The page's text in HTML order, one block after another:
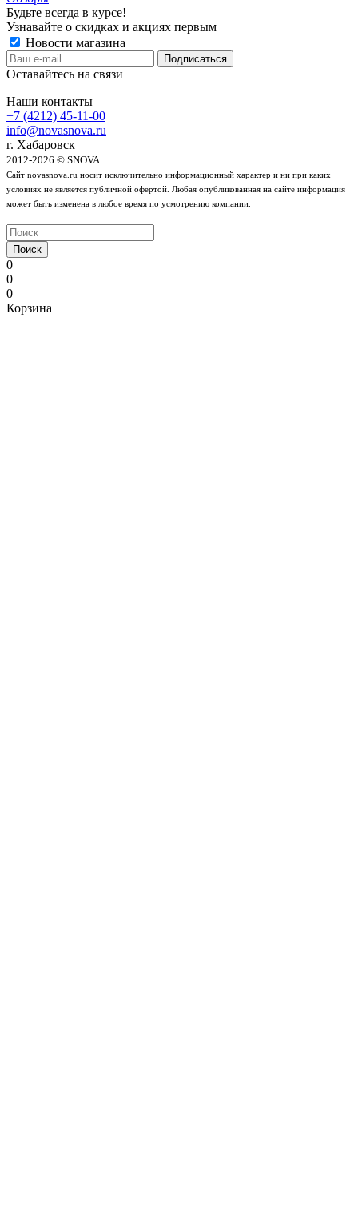
Будьте всегда в курсе!
Узнавайте о скидках и акциях первым
Новости магазина
Оставайтесь на связи
Наши контакты
+7 (4212) 45-11-00
info@novasnova.ru
г. Хабаровск
2012-2026 © SNOVA
Сайт novasnova.ru носит исключительно информационный характер и ни при каких
условиях не является публичной офертой. Любая опубликованная на сайте информация
может быть изменена в любое время по усмотрению компании.
Поиск
0
0
0
Корзина